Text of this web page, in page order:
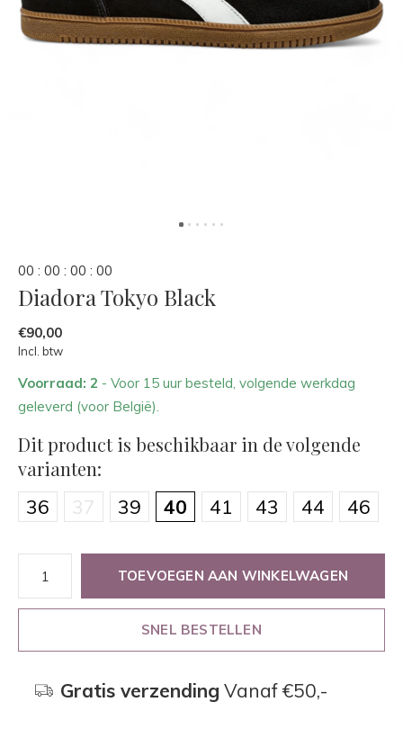
00 : 00 : 00 : 00
Diadora Tokyo Black
€90,00
Incl. btw
Voorraad: 2 - Voor 15 uur besteld, volgende werkdag
geleverd (voor België).
Dit product is beschikbaar in de volgende
varianten:
36 37 39 40 41 43 44 46
TOEVOEGEN AAN WINKELWAGEN
SNEL BESTELLEN
Gratis verzending Vanaf €50,-